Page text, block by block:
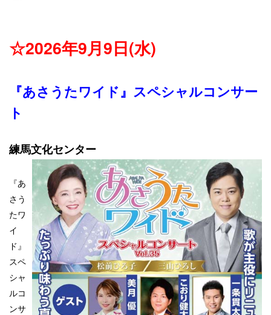
☆2026年9月9日(水)
『あさうたワイド』スペシャルコンサー
ト
練馬文化センター
『あ
さう
たワ
イ
ド』
スペ
シャ
ルコ
ンサ